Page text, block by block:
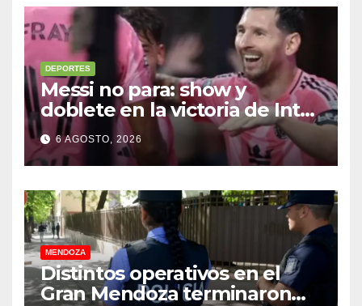
DEPORTES
Messi no para: show y
doblete en la victoria de Inter
Miami
6 AGOSTO, 2026
MENDOZA
Distintos operativos en el
Gran Mendoza terminaron